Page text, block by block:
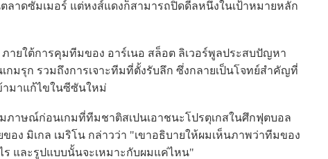
ลาดซัมเมอร์ แต่หงส์แดงก็สามารถปิดดีลหนึ่งในเป้าหมายหลัก
ายใต้การคุมทีมของ อาร์เนอ สล็อต ลิเวอร์พูลประสบปัญหา
เกมรุก รวมถึงการเจาะทีมที่ตั้งรับลึก ซึ่งกลายเป็นโจทย์สำคัญที่
ามาแก้ไขในซีซันใหม่
าษณ์ก่อนเกมที่ทีมชาติสเปนเอาชนะโปรตุเกสในศึกฟุตบอล
อง มิเกล เมริโน กล่าวว่า "เขาอธิบายให้ผมเห็นภาพว่าทีมของ
ร และรูปแบบนั้นจะเหมาะกับผมแค่ไหน"